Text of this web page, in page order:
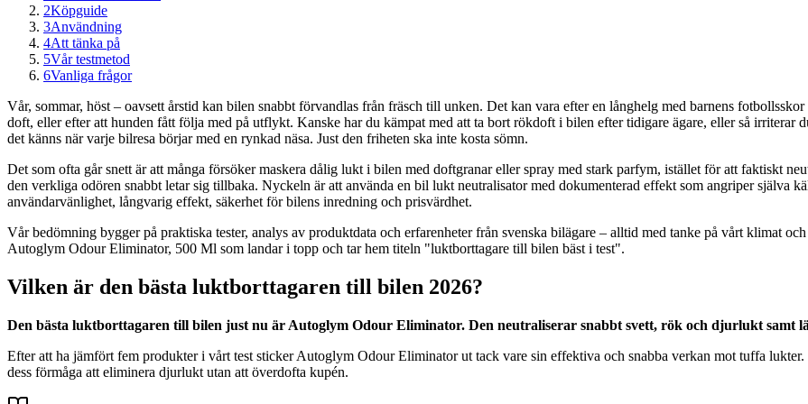
2Köpguide
3Användning
4Att tänka på
5Vår testmetod
6Vanliga frågor
Vår, sommar, höst – oavsett årstid kan bilen snabbt förvandlas från fräsch till unken. Det kan vara efter en långhelg med barnens
doft, eller efter att hunden fått följa med på utflykt. Kanske har du kämpat med att ta bort rökdoft i bilen efter tidigare ägare, eller så
det känns när varje bilresa börjar med en rynkad näsa. Just den friheten ska inte kosta sömn.
Det som ofta går snett är att många försöker maskera dålig lukt i bilen med doftgranar eller spray med stark parfym, istället för att faktiskt
den verkliga odören snabbt letar sig tillbaka. Nyckeln är att använda en bil lukt neutralisator med dokumenterad effekt som angriper själva
användarvänlighet, långvarig effekt, säkerhet för bilens inredning och prisvärdhet.
Vår bedömning bygger på praktiska tester, analys av produktdata och erfarenheter från svenska bilägare – alltid med tanke på vårt klimat
Autoglym Odour Eliminator, 500 Ml som landar i topp och tar hem titeln "luktborttagare till bilen bäst i test".
Vilken är den bästa luktborttagaren till bilen 2026?
Den bästa luktborttagaren till bilen just nu är Autoglym Odour Eliminator. Den neutraliserar snabbt svett, rök och djurlukt samt
Efter att ha jämfört fem produkter i vårt test sticker Autoglym Odour Eliminator ut tack vare sin effektiva och snabba verkan mot tuffa
dess förmåga att eliminera djurlukt utan att överdofta kupén.